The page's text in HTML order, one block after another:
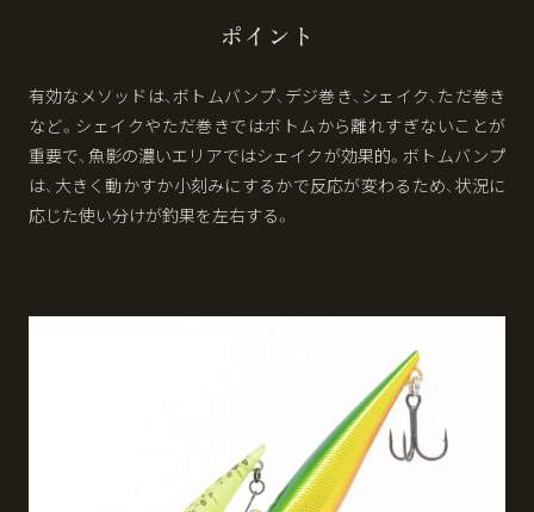
ポイント
有効なメソッドは、ボトムバンプ、デジ巻き、シェイク、ただ巻き
など。シェイクやただ巻きではボトムから離れすぎないことが
重要で、魚影の濃いエリアではシェイクが効果的。ボトムバンプ
は、大きく動かすか小刻みにするかで反応が変わるため、状況に
応じた使い分けが釣果を左右する。